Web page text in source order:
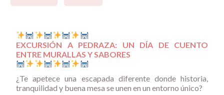
EXCURSIÓN A PEDRAZA: UN DÍA DE CUENTO
ENTRE MURALLAS Y SABORES
¿Te apetece una escapada diferente donde historia,
tranquilidad y buena mesa se unen en un entorno único?